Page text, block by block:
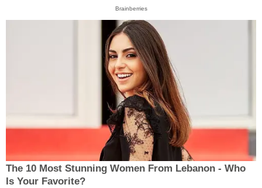
Brainberries
The 10 Most Stunning Women From Lebanon - Who
Is Your Favorite?